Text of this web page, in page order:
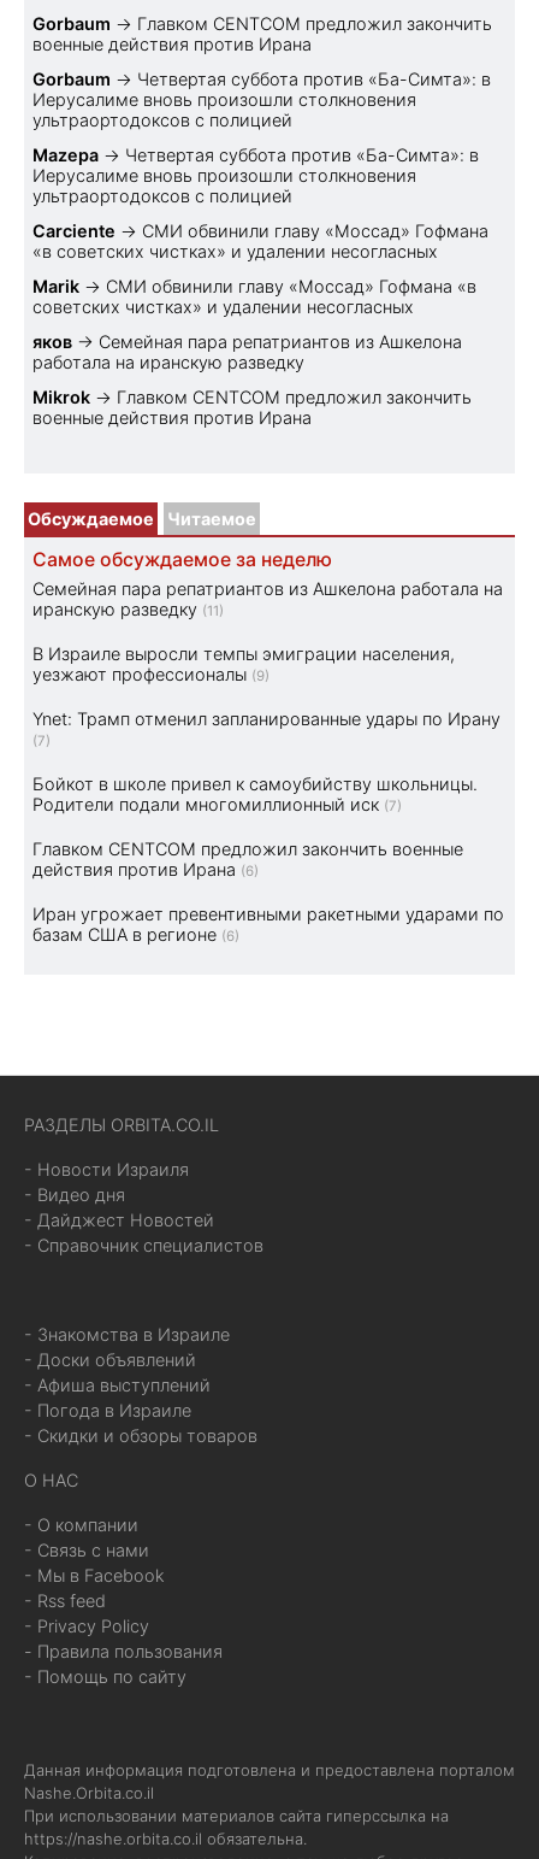
Gorbaum → Главком CENTCOM предложил закончить
военные действия против Ирана
Gorbaum → Четвертая суббота против «Ба-Симта»: в
Иерусалиме вновь произошли столкновения
ультраортодоксов с полицией
Mazepa → Четвертая суббота против «Ба-Симта»: в
Иерусалиме вновь произошли столкновения
ультраортодоксов с полицией
Carciente → СМИ обвинили главу «Моссад» Гофмана
«в советских чистках» и удалении несогласных
Marik → СМИ обвинили главу «Моссад» Гофмана «в
советских чистках» и удалении несогласных
яков → Семейная пара репатриантов из Ашкелона
работала на иранскую разведку
Mikrok → Главком CENTCOM предложил закончить
военные действия против Ирана
Обсуждаемое Читаемое
Самое обсуждаемое за неделю
Семейная пара репатриантов из Ашкелона работала на
иранскую разведку (11)
В Израиле выросли темпы эмиграции населения,
уезжают профессионалы (9)
Ynet: Трамп отменил запланированные удары по Ирану
(7)
Бойкот в школе привел к самоубийству школьницы.
Родители подали многомиллионный иск (7)
Главком CENTCOM предложил закончить военные
действия против Ирана (6)
Иран угрожает превентивными ракетными ударами по
базам США в регионе (6)
РАЗДЕЛЫ ORBITA.CO.IL
- Новости Израиля
- Видео дня
- Дайджест Новостей
- Справочник специалистов
- Знакомства в Израиле
- Доски объявлений
- Афиша выступлений
- Погода в Израиле
- Скидки и обзоры товаров
О НАС
- О компании
- Связь с нами
- Мы в Facebook
- Rss feed
- Privacy Policy
- Правила пользования
- Помощь по сайту
Данная информация подготовлена и предоставлена порталом
Nashe.Orbita.co.il
При использовании материалов сайта гиперссылка на
https://nashe.orbita.co.il обязательна.